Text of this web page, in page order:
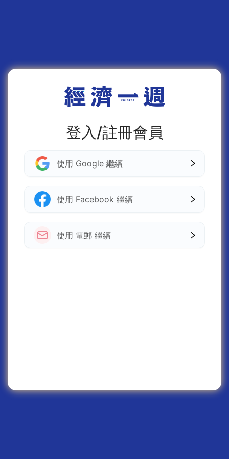
登入/註冊會員
使用 Google 繼續
使用 Facebook 繼續
使用 電郵 繼續